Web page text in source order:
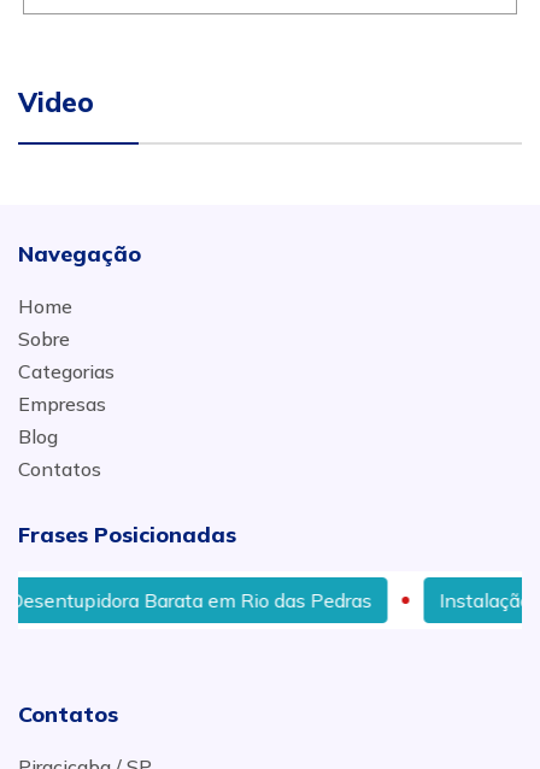
Video
Navegação
Home
Sobre
Categorias
Empresas
Blog
Contatos
Frases Posicionadas
Barata em Rio das Pedras Instalação de
Contatos